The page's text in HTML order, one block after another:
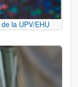
la UPV/EHU